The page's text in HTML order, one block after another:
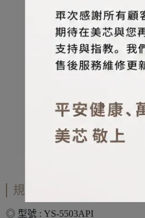
規格說明
◎ 型號 : YS-5503API